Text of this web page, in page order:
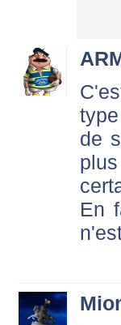
de
En